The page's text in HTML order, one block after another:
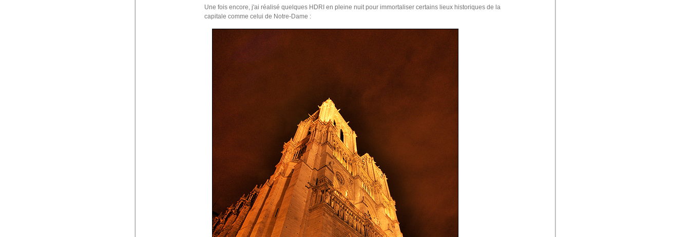
Une fois encore, j'ai réalisé quelques HDRI en pleine nuit pour immortaliser certains lieux historiques de la
capitale comme celui de Notre-Dame :